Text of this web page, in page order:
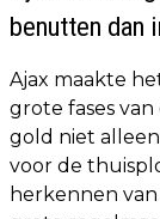
benutten dan
Ajax maakte
grote fases
gold niet
voor de
herkennen